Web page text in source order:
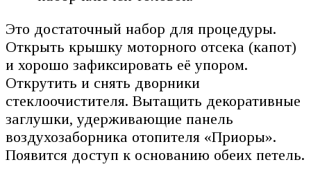
Это достаточный набор для процедуры.
Открыть крышку моторного отсека (капот)
и хорошо зафиксировать её упором.
Открутить и снять дворники
стеклоочистителя. Вытащить декоративные
заглушки, удерживающие панель
воздухозаборника отопителя «Приоры».
Появится доступ к основанию обеих петель.